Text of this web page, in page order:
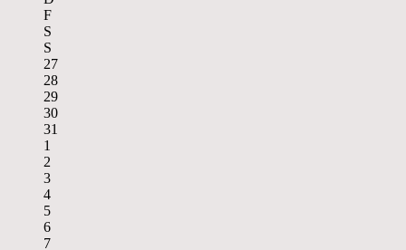
F
S
S
27
28
29
30
31
1
2
3
4
5
6
7